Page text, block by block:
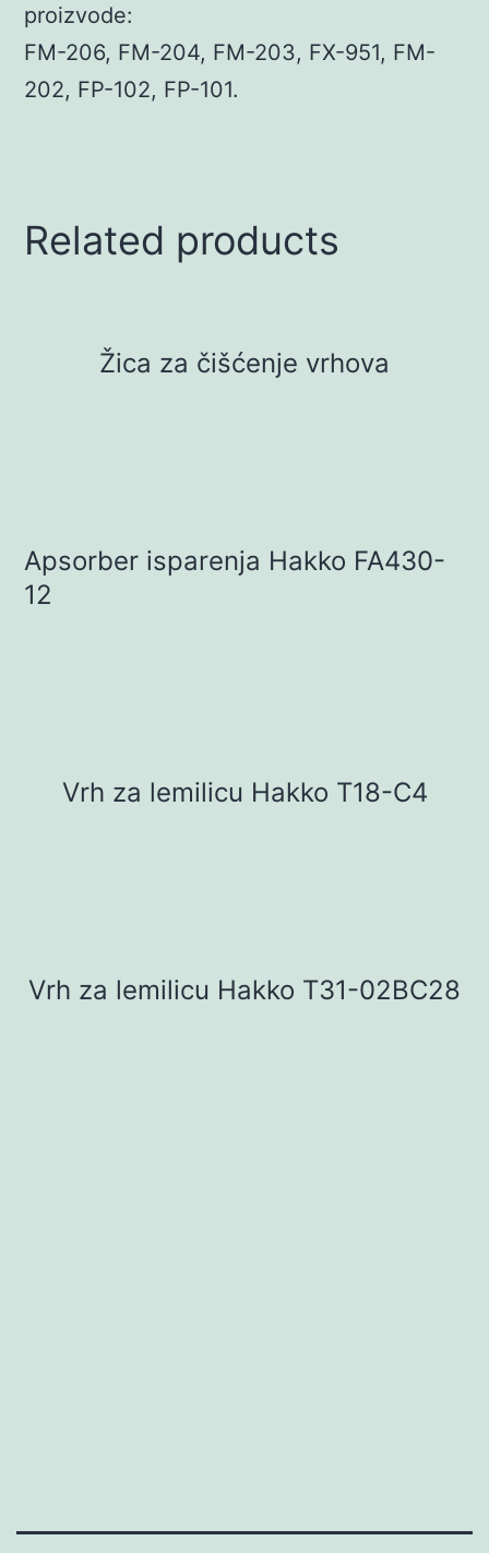
proizvode:
FM-206, FM-204, FM-203, FX-951, FM-
202, FP-102, FP-101.
Related products
Žica za čišćenje vrhova
Apsorber isparenja Hakko FA430-
12
Vrh za lemilicu Hakko T18-C4
Vrh za lemilicu Hakko T31-02BC28